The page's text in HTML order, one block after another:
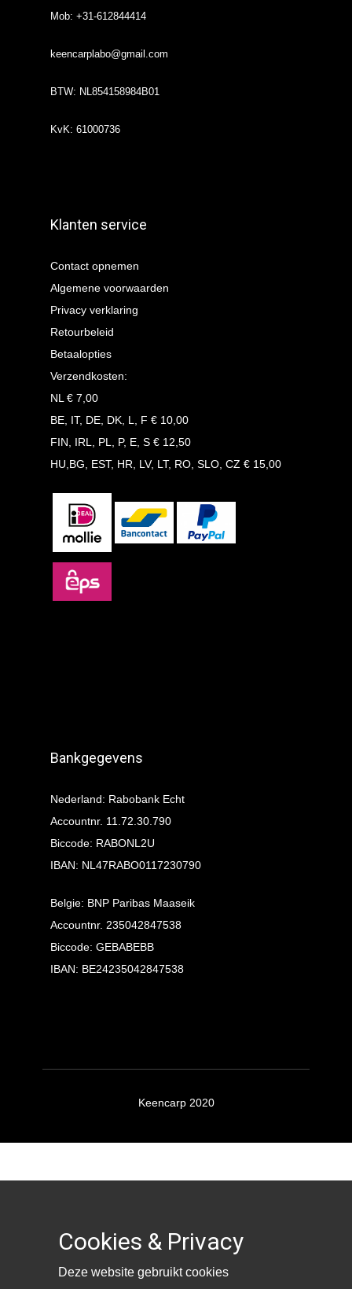
Mob: +31-612844414
keencarplabo@gmail.com
BTW: NL854158984B01
KvK: 61000736
Klanten service
Contact opnemen
Algemene voorwaarden
Privacy verklaring
Retourbeleid
Betaalopties
Verzendkosten:
NL € 7,00
BE, IT, DE, DK, L, F € 10,00
FIN, IRL, PL, P, E, S € 12,50
HU,BG, EST, HR, LV, LT, RO, SLO, CZ € 15,00
Bankgegevens
Nederland: Rabobank Echt
Accountnr. 11.72.30.790
Biccode: RABONL2U
IBAN: NL47RABO0117230790
Belgie: BNP Paribas Maaseik
Accountnr. 235042847538
Biccode: GEBABEBB
IBAN: BE24235042847538
Keencarp 2020
Cookies & Privacy
Deze website gebruikt cookies